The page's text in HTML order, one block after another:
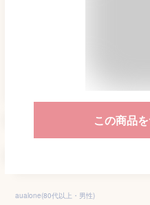
この商品
aualone(80代以上・男性)